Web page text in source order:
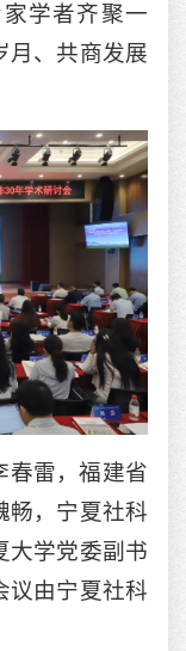
学者齐聚一
月、共商发展
春雷，福建省
畅，宁夏社科
大学党委副书
议由宁夏社科